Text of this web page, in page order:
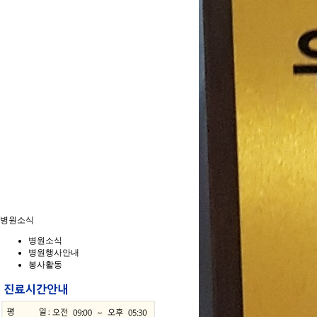
병원소식
병원소식
병원행사안내
봉사활동